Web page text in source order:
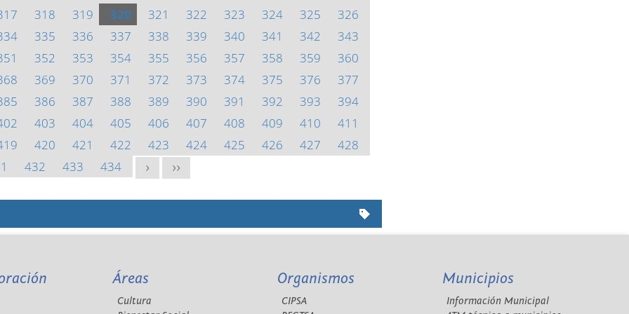
318 319 320 321 322 323 324 325
326
335 336 337 338 339 340 341 342
343
352 353 354 355 356 357 358 359
360
369 370 371 372 373 374 375 376
377
386 387 388 389 390 391 392 393
394
403 404 405 406 407 408 409 410
411
420 421 422 423 424 425 426 427
428
432 433 434 > >>
Áreas
Cultura
Organismos
CIPSA
Municipios
Información Municipal